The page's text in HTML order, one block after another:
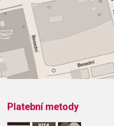
Platební metody